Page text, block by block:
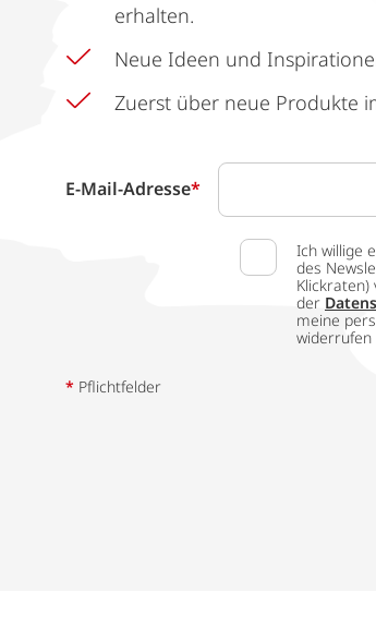
erhalten.
Neue Ideen und
Zuerst über neue Produkte
E-Mail-Adresse*
Ich willige
des
der
meine
widerrufen
* Pflichtfelder